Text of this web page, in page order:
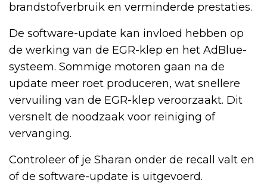
brandstofverbruik en verminderde prestaties.
De software-update kan invloed hebben op
de werking van de EGR-klep en het AdBlue-
systeem. Sommige motoren gaan na de
update meer roet produceren, wat snellere
vervuiling van de EGR-klep veroorzaakt. Dit
versnelt de noodzaak voor reiniging of
vervanging.
Controleer of je Sharan onder de recall valt en
of de software-update is uitgevoerd.